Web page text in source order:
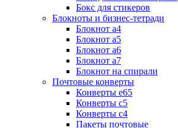
Бокс для стикеров
Блокноты и бизнес-тетради
Блокнот а4
Блокнот а5
Блокнот а6
Блокнот а7
Блокнот на спирали
Почтовые конверты
Конверты е65
Конверты с5
Конверты с4
Пакеты почтовые